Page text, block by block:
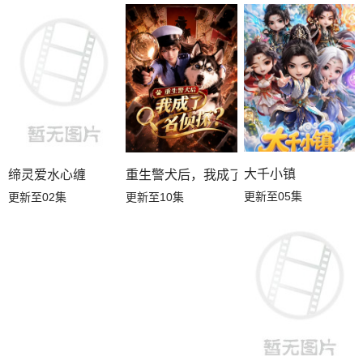
缔灵爱水心缠
更新至02集
重生警犬后，我成了名侦探？
更新至10集
大千小镇
更新至05集